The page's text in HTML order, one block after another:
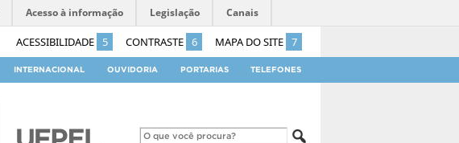
ACESSIBILIDADE 5 CONTRASTE 6 MAPA DO SITE 7
Acesso à informação Legislação Canais
INTERNACIONAL OUVIDORIA PORTARIAS TELEFONES